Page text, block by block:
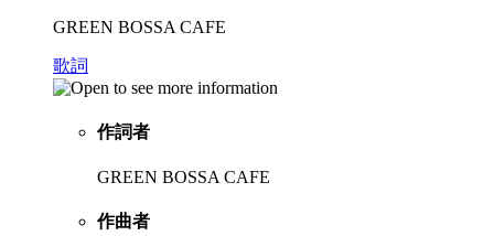
GREEN BOSSA CAFE
歌詞
作詞者
GREEN BOSSA CAFE
作曲者